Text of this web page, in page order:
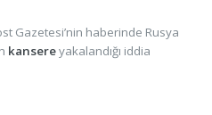
Gazetesi’nin haberinde Rusya
kansereyakalandığı iddia